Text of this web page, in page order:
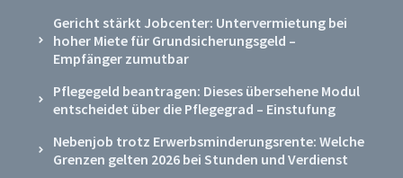
Gericht stärkt Jobcenter: Untervermietung bei
hoher Miete für Grundsicherungsgeld –
Empfänger zumutbar
Pflegegeld beantragen: Dieses übersehene Modul
entscheidet über die Pflegegrad – Einstufung
Nebenjob trotz Erwerbsminderungsrente: Welche
Grenzen gelten 2026 bei Stunden und Verdienst